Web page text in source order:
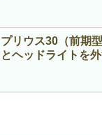
プリウス30（前期
とヘッドライトを